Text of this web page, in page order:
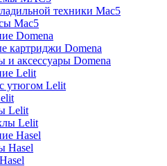
техники Mac5
Mac5
Domena
картриджи Domena
и аксессуары Domena
Lelit
утюгом Lelit
Lelit
Lelit
Hasel
Hasel